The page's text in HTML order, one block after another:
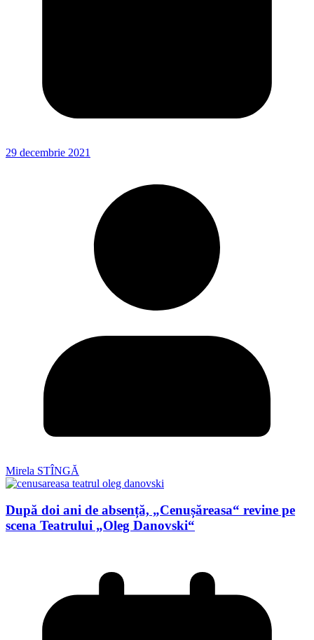
29 decembrie 2021
Mirela STÎNGĂ
După doi ani de absență, „Cenușăreasa“ revine pe
scena Teatrului „Oleg Danovski“